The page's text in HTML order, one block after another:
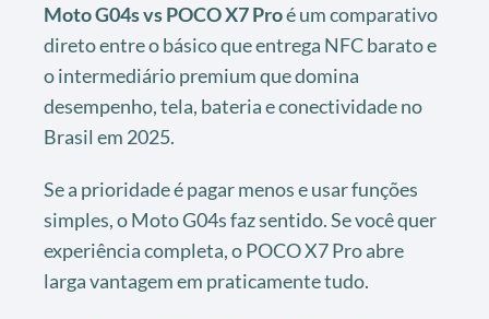
Moto G04s vs POCO X7 Proé um comparativo
direto entre o básico que entrega NFC barato e
o intermediário premium que domina
desempenho, tela, bateria e conectividade no
Brasil em 2025.
Se a prioridade é pagar menos e usar funções
simples, o Moto G04s faz sentido. Se você quer
experiência completa, o POCO X7 Pro abre
larga vantagem em praticamente tudo.